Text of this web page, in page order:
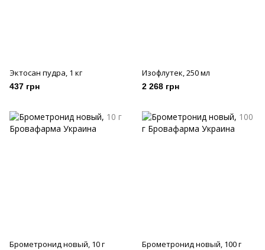
Эктосан пудра, 1 кг
437 грн
Изофлутек, 250 мл
2 268 грн
Брометронид новый, 10 г Брометронид новый, 100 г